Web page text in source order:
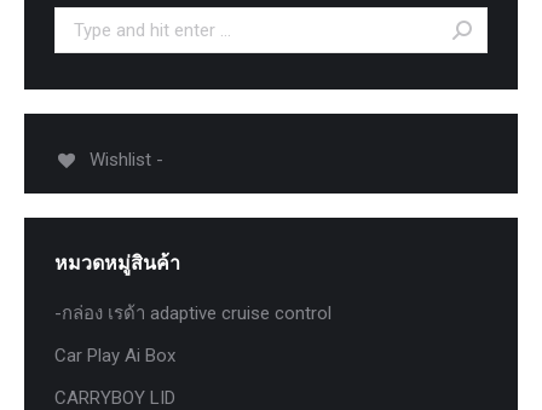
Search:
Wishlist -
หมวดหมู่สินค้า
-กล่อง เรด้า adaptive cruise control
Car Play Ai Box
CARRYBOY LID